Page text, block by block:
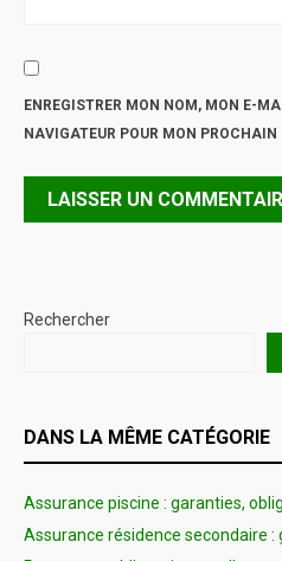
ENREGISTRER MON NOM, MON E-
NAVIGATEUR POUR MON
Rechercher
DANS LA MÊME CATÉGORIE
Assurance piscine : garanties,
Assurance résidence secondaire